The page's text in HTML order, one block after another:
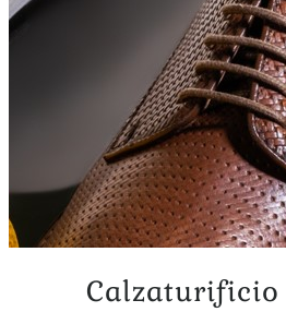
Calzaturificio